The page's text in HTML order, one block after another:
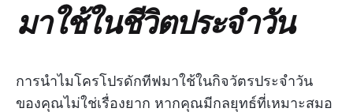
มาใช้ในชีวิตประจำวัน
การนำไมโครโปรดักทีฟมาใช้ในกิจวัตรประจำวัน
ของคุณไม่ใช่เรื่องยาก หากคุณมีกลยุทธ์ที่เหมาะสมอ